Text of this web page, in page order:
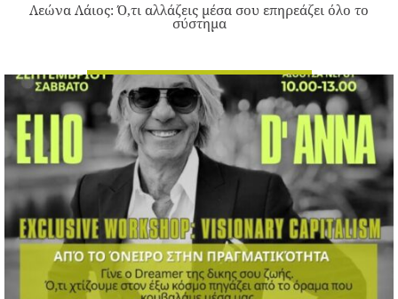
Λεώνα Λάιος: Ό,τι αλλάζεις μέσα σου επηρεάζει όλο το
σύστημα